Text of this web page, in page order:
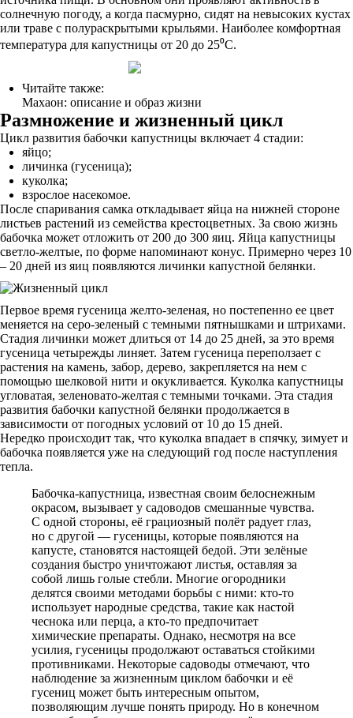
солнечную погоду, а когда пасмурно, сидят на невысоких кустах
или траве с полураскрытыми крыльями. Наиболее комфортная
температура для капустницы от 20 до 25⁰С.
Читайте также:
Махаон: описание и образ жизни
Размножение и жизненный цикл
Цикл развития бабочки капустницы включает 4 стадии:
яйцо;
личинка (гусеница);
куколка;
взрослое насекомое.
После спаривания самка откладывает яйца на нижней стороне
листьев растений из семейства крестоцветных. За свою жизнь
бабочка может отложить от 200 до 300 яиц. Яйца капустницы
светло-желтые, по форме напоминают конус. Примерно через 10
– 20 дней из яиц появляются личинки капустной белянки.
Первое время гусеница желто-зеленая, но постепенно ее цвет
меняется на серо-зеленый с темными пятнышками и штрихами.
Стадия личинки может длиться от 14 до 25 дней, за это время
гусеница четырежды линяет. Затем гусеница переползает с
растения на камень, забор, дерево, закрепляется на нем с
помощью шелковой нити и окукливается. Куколка капустницы
угловатая, зеленовато-желтая с темными точками. Эта стадия
развития бабочки капустной белянки продолжается в
зависимости от погодных условий от 10 до 15 дней.
Нередко происходит так, что куколка впадает в спячку, зимует и
бабочка появляется уже на следующий год после наступления
тепла.
Бабочка-капустница, известная своим белоснежным
окрасом, вызывает у садоводов смешанные чувства.
С одной стороны, её грациозный полёт радует глаз,
но с другой — гусеницы, которые появляются на
капусте, становятся настоящей бедой. Эти зелёные
создания быстро уничтожают листья, оставляя за
собой лишь голые стебли. Многие огородники
делятся своими методами борьбы с ними: кто-то
использует народные средства, такие как настой
чеснока или перца, а кто-то предпочитает
химические препараты. Однако, несмотря на все
усилия, гусеницы продолжают оставаться стойкими
противниками. Некоторые садоводы отмечают, что
наблюдение за жизненным циклом бабочки и её
гусениц может быть интересным опытом,
позволяющим лучше понять природу. Но в конечном